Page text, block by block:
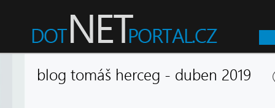
blog tomáš herceg - duben 2019